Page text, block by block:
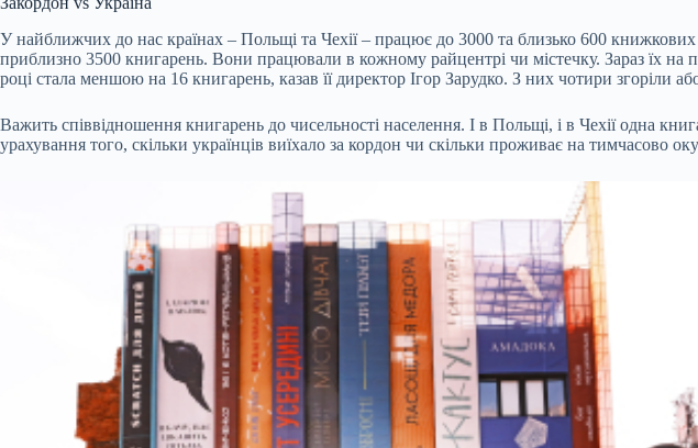
У найближчих до нас країнах – Польщі та Чехії – працює до 3000 та близько 600
приблизно 3500 книгарень. Вони працювали в кожному райцентрі чи містечку. Зараз їх
році стала меншою на 16 книгарень, казав її директор Ігор Зарудко. З них чотири згоріли
Важить співвідношення книгарень до чисельності населення. І в Польщі, і в Чехії одна
урахування того, скільки українців виїхало за кордон чи скільки проживає на тимчасово